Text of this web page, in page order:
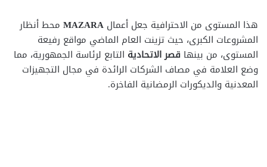
هذا المستوى من الاحترافية جعل أعمال MAZARA محط أنظار
المشروعات الكبرى، حيث تزينت العام الماضي مواقع رفيعة
المستوى، من بينها قصر الاتحادية التابع لرئاسة الجمهورية، مما
وضع العلامة في مصاف الشركات الرائدة في مجال التجهيزات
المعدنية والديكورات الرمضانية الفاخرة.